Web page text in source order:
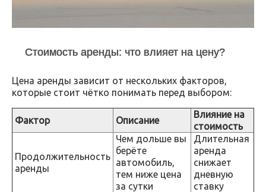
Стоимость аренды: что влияет на цену?
Цена аренды зависит от нескольких факторов,
которые стоит чётко понимать перед выбором:
Фактор Описание
Влияние на
стоимость
Продолжительность
аренды
Чем дольше вы
берёте
автомобиль,
тем ниже цена
за сутки
Длительная
аренда
снижает
дневную
ставку